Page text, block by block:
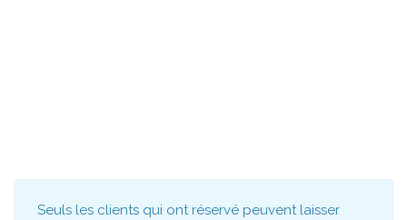
Seuls les clients qui ont réservé peuvent laisser